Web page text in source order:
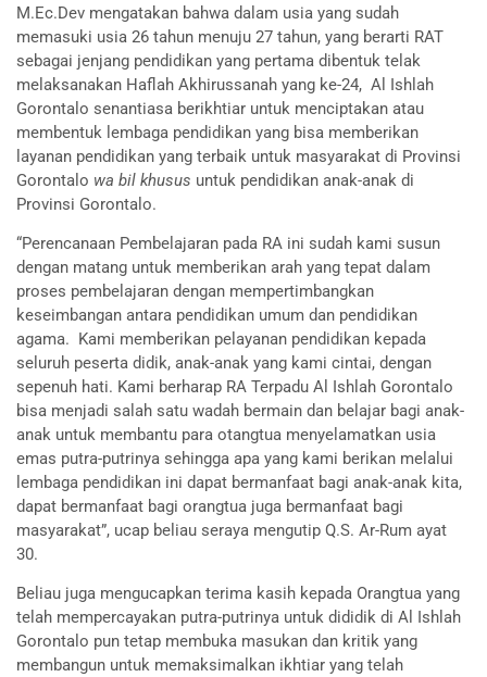
M.Ec.Dev mengatakan bahwa dalam usia yang sudah
memasuki usia 26 tahun menuju 27 tahun, yang berarti RAT
sebagai jenjang pendidikan yang pertama dibentuk telak
melaksanakan Haflah Akhirussanah yang ke-24, Al Ishlah
Gorontalo senantiasa berikhtiar untuk menciptakan atau
membentuk lembaga pendidikan yang bisa memberikan
layanan pendidikan yang terbaik untuk masyarakat di Provinsi
Gorontalo wa bil khusus untuk pendidikan anak-anak di
Provinsi Gorontalo.
“Perencanaan Pembelajaran pada RA ini sudah kami susun
dengan matang untuk memberikan arah yang tepat dalam
proses pembelajaran dengan mempertimbangkan
keseimbangan antara pendidikan umum dan pendidikan
agama. Kami memberikan pelayanan pendidikan kepada
seluruh peserta didik, anak-anak yang kami cintai, dengan
sepenuh hati. Kami berharap RA Terpadu Al Ishlah Gorontalo
bisa menjadi salah satu wadah bermain dan belajar bagi anak-
anak untuk membantu para otangtua menyelamatkan usia
emas putra-putrinya sehingga apa yang kami berikan melalui
lembaga pendidikan ini dapat bermanfaat bagi anak-anak kita,
dapat bermanfaat bagi orangtua juga bermanfaat bagi
masyarakat”, ucap beliau seraya mengutip Q.S. Ar-Rum ayat
30.
Beliau juga mengucapkan terima kasih kepada Orangtua yang
telah mempercayakan putra-putrinya untuk dididik di Al Ishlah
Gorontalo pun tetap membuka masukan dan kritik yang
membangun untuk memaksimalkan ikhtiar yang telah